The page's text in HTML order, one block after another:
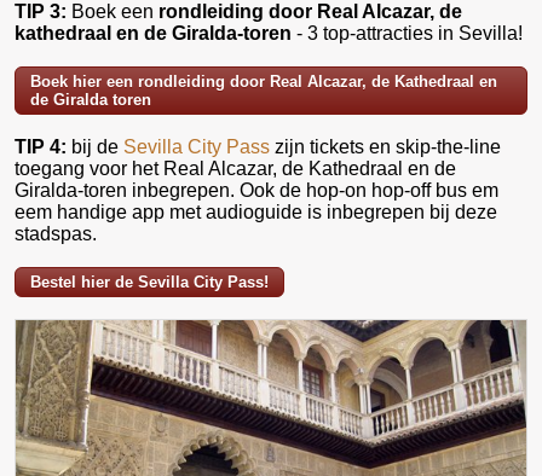
TIP 3: Boek een rondleiding door Real Alcazar, de
kathedraal en de Giralda-toren - 3 top-attracties in Sevilla!
Boek hier een rondleiding door Real Alcazar, de Kathedraal en
de Giralda toren
TIP 4: bij de Sevilla City Pass zijn tickets en skip-the-line
toegang voor het Real Alcazar, de Kathedraal en de
Giralda-toren inbegrepen. Ook de hop-on hop-off bus em
eem handige app met audioguide is inbegrepen bij deze
stadspas.
Bestel hier de Sevilla City Pass!